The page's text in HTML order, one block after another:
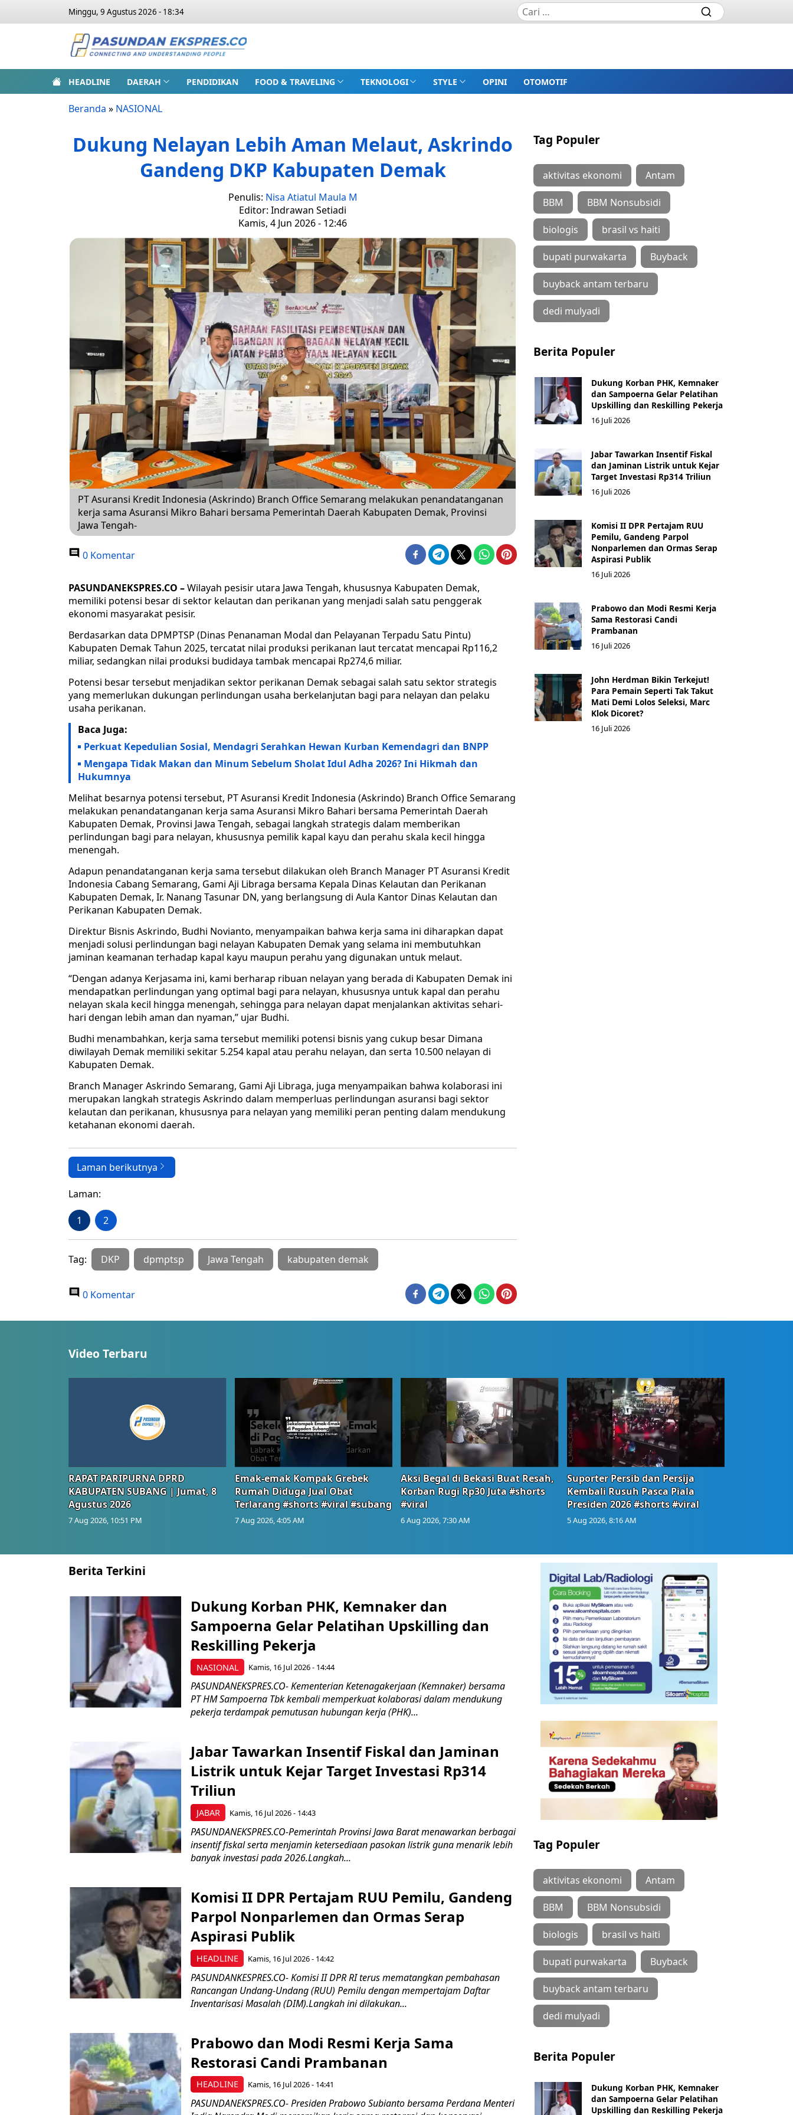
Minggu, 9 Agustus 2026 - 18:34
HEADLINE DAERAH PENDIDIKAN FOOD & TRAVELING TEKNOLOGI STYLE OPINI OTOMOTIF
Beranda » NASIONAL
Dukung Nelayan Lebih Aman Melaut, Askrindo
Gandeng DKP Kabupaten Demak
Penulis: Nisa Atiatul Maula M
Editor: Indrawan Setiadi
Kamis, 4 Jun 2026 - 12:46
PT Asuransi Kredit Indonesia (Askrindo) Branch Office Semarang melakukan penandatanganan
kerja sama Asuransi Mikro Bahari bersama Pemerintah Daerah Kabupaten Demak, Provinsi
Jawa Tengah-
0 Komentar
PASUNDANEKSPRES.CO –Wilayah pesisir utara Jawa Tengah, khususnya Kabupaten Demak,
memiliki potensi besar di sektor kelautan dan perikanan yang menjadi salah satu penggerak
ekonomi masyarakat pesisir.
Berdasarkan data DPMPTSP (Dinas Penanaman Modal dan Pelayanan Terpadu Satu Pintu)
Kabupaten Demak Tahun 2025, tercatat nilai produksi perikanan laut tercatat mencapai Rp116,2
miliar, sedangkan nilai produksi budidaya tambak mencapai Rp274,6 miliar.
Potensi besar tersebut menjadikan sektor perikanan Demak sebagai salah satu sektor strategis
yang memerlukan dukungan perlindungan usaha berkelanjutan bagi para nelayan dan pelaku
usaha perikanan.
Baca Juga:
Perkuat Kepedulian Sosial, Mendagri Serahkan Hewan Kurban Kemendagri dan BNPP
Mengapa Tidak Makan dan Minum Sebelum Sholat Idul Adha 2026? Ini Hikmah dan
Hukumnya
Melihat besarnya potensi tersebut, PT Asuransi Kredit Indonesia (Askrindo) Branch Office Semarang
melakukan penandatanganan kerja sama Asuransi Mikro Bahari bersama Pemerintah Daerah
Kabupaten Demak, Provinsi Jawa Tengah, sebagai langkah strategis dalam memberikan
perlindungan bagi para nelayan, khususnya pemilik kapal kayu dan perahu skala kecil hingga
menengah.
Adapun penandatanganan kerja sama tersebut dilakukan oleh Branch Manager PT Asuransi Kredit
Indonesia Cabang Semarang, Gami Aji Libraga bersama Kepala Dinas Kelautan dan Perikanan
Kabupaten Demak, Ir. Nanang Tasunar DN, yang berlangsung di Aula Kantor Dinas Kelautan dan
Perikanan Kabupaten Demak.
Direktur Bisnis Askrindo, Budhi Novianto, menyampaikan bahwa kerja sama ini diharapkan dapat
menjadi solusi perlindungan bagi nelayan Kabupaten Demak yang selama ini membutuhkan
jaminan keamanan terhadap kapal kayu maupun perahu yang digunakan untuk melaut.
“Dengan adanya Kerjasama ini, kami berharap ribuan nelayan yang berada di Kabupaten Demak ini
mendapatkan perlindungan yang optimal bagi para nelayan, khususnya untuk kapal dan perahu
nelayan skala kecil hingga menengah, sehingga para nelayan dapat menjalankan aktivitas sehari-
hari dengan lebih aman dan nyaman,” ujar Budhi.
Budhi menambahkan, kerja sama tersebut memiliki potensi bisnis yang cukup besar Dimana
diwilayah Demak memiliki sekitar 5.254 kapal atau perahu nelayan, dan serta 10.500 nelayan di
Kabupaten Demak.
Branch Manager Askrindo Semarang, Gami Aji Libraga, juga menyampaikan bahwa kolaborasi ini
merupakan langkah strategis Askrindo dalam memperluas perlindungan asuransi bagi sektor
kelautan dan perikanan, khususnya para nelayan yang memiliki peran penting dalam mendukung
ketahanan ekonomi daerah.
Laman berikutnya
Laman:
1 2
Tag: DKP dpmptsp Jawa Tengah kabupaten demak
0 Komentar
Tag Populer
aktivitas ekonomi Antam
BBM BBM Nonsubsidi
biologis brasil vs haiti
bupati purwakarta Buyback
buyback antam terbaru
dedi mulyadi
Berita Populer
Dukung Korban PHK, Kemnaker
dan Sampoerna Gelar Pelatihan
Upskilling dan Reskilling Pekerja
16 Juli 2026
Jabar Tawarkan Insentif Fiskal
dan Jaminan Listrik untuk Kejar
Target Investasi Rp314 Triliun
16 Juli 2026
Komisi II DPR Pertajam RUU
Pemilu, Gandeng Parpol
Nonparlemen dan Ormas Serap
Aspirasi Publik
16 Juli 2026
Prabowo dan Modi Resmi Kerja
Sama Restorasi Candi
Prambanan
16 Juli 2026
John Herdman Bikin Terkejut!
Para Pemain Seperti Tak Takut
Mati Demi Lolos Seleksi, Marc
Klok Dicoret?
16 Juli 2026
Video Terbaru
RAPAT PARIPURNA DPRD
KABUPATEN SUBANG | Jumat, 8
Agustus 2026
7 Aug 2026, 10:51 PM
Emak-emak Kompak Grebek
Rumah Diduga Jual Obat
Terlarang #shorts #viral #subang
7 Aug 2026, 4:05 AM
Aksi Begal di Bekasi Buat Resah,
Korban Rugi Rp30 Juta #shorts
#viral
6 Aug 2026, 7:30 AM
Suporter Persib dan Persija
Kembali Rusuh Pasca Piala
Presiden 2026 #shorts #viral
5 Aug 2026, 8:16 AM
Berita Terkini
NASIONAL
Dukung Korban PHK, Kemnaker dan
Sampoerna Gelar Pelatihan Upskilling dan
Reskilling Pekerja
Kamis, 16 Jul 2026 - 14:44
PASUNDANEKSPRES.CO- Kementerian Ketenagakerjaan (Kemnaker) bersama
PT HM Sampoerna Tbk kembali memperkuat kolaborasi dalam mendukung
pekerja terdampak pemutusan hubungan kerja (PHK)...
JABAR
Jabar Tawarkan Insentif Fiskal dan Jaminan
Listrik untuk Kejar Target Investasi Rp314
Triliun
Kamis, 16 Jul 2026 - 14:43
PASUNDANEKSPRES.CO-Pemerintah Provinsi Jawa Barat menawarkan berbagai
insentif fiskal serta menjamin ketersediaan pasokan listrik guna menarik lebih
banyak investasi pada 2026.Langkah...
HEADLINE
Komisi II DPR Pertajam RUU Pemilu, Gandeng
Parpol Nonparlemen dan Ormas Serap
Aspirasi Publik
Kamis, 16 Jul 2026 - 14:42
PASUNDANKESPRES.CO- Komisi II DPR RI terus mematangkan pembahasan
Rancangan Undang-Undang (RUU) Pemilu dengan mempertajam Daftar
Inventarisasi Masalah (DIM).Langkah ini dilakukan...
HEADLINE
Prabowo dan Modi Resmi Kerja Sama
Restorasi Candi Prambanan
Kamis, 16 Jul 2026 - 14:41
PASUNDANEKSPRES.CO- Presiden Prabowo Subianto bersama Perdana Menteri
Tag Populer
aktivitas ekonomi Antam
BBM BBM Nonsubsidi
biologis brasil vs haiti
bupati purwakarta Buyback
buyback antam terbaru
dedi mulyadi
Berita Populer
Dukung Korban PHK, Kemnaker
dan Sampoerna Gelar Pelatihan
Upskilling dan Reskilling Pekerja